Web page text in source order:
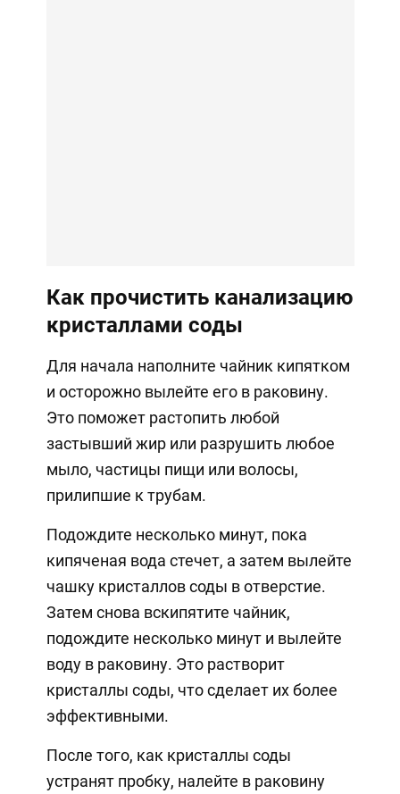
Как прочистить канализацию
кристаллами соды
Для начала наполните чайник кипятком
и осторожно вылейте его в раковину.
Это поможет растопить любой
застывший жир или разрушить любое
мыло, частицы пищи или волосы,
прилипшие к трубам.
Подождите несколько минут, пока
кипяченая вода стечет, а затем вылейте
чашку кристаллов соды в отверстие.
Затем снова вскипятите чайник,
подождите несколько минут и вылейте
воду в раковину. Это растворит
кристаллы соды, что сделает их более
эффективными.
После того, как кристаллы соды
устранят пробку, налейте в раковину